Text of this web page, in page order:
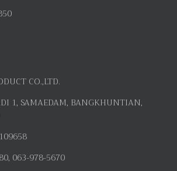
CO.,LTD.
1, SAMAEDAM, BANGKHUNTIAN,
063-978-5670